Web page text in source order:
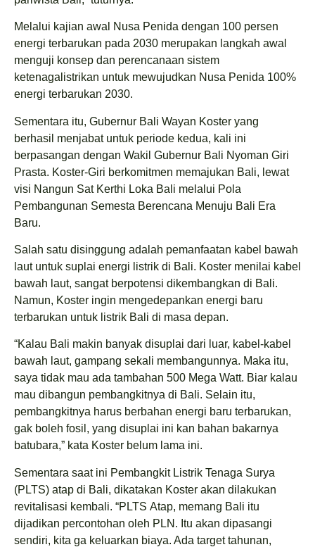
Melalui kajian awal Nusa Penida dengan 100 persen
energi terbarukan pada 2030 merupakan langkah awal
menguji konsep dan perencanaan sistem
ketenagalistrikan untuk mewujudkan Nusa Penida 100%
energi terbarukan 2030.
Sementara itu, Gubernur Bali Wayan Koster yang
berhasil menjabat untuk periode kedua, kali ini
berpasangan dengan Wakil Gubernur Bali Nyoman Giri
Prasta. Koster-Giri berkomitmen memajukan Bali, lewat
visi Nangun Sat Kerthi Loka Bali melalui Pola
Pembangunan Semesta Berencana Menuju Bali Era
Baru.
Salah satu disinggung adalah pemanfaatan kabel bawah
laut untuk suplai energi listrik di Bali. Koster menilai kabel
bawah laut, sangat berpotensi dikembangkan di Bali.
Namun, Koster ingin mengedepankan energi baru
terbarukan untuk listrik Bali di masa depan.
“Kalau Bali makin banyak disuplai dari luar, kabel-kabel
bawah laut, gampang sekali membangunnya. Maka itu,
saya tidak mau ada tambahan 500 Mega Watt. Biar kalau
mau dibangun pembangkitnya di Bali. Selain itu,
pembangkitnya harus berbahan energi baru terbarukan,
gak boleh fosil, yang disuplai ini kan bahan bakarnya
batubara,” kata Koster belum lama ini.
Sementara saat ini Pembangkit Listrik Tenaga Surya
(PLTS) atap di Bali, dikatakan Koster akan dilakukan
revitalisasi kembali. “PLTS Atap, memang Bali itu
dijadikan percontohan oleh PLN. Itu akan dipasangi
sendiri, kita ga keluarkan biaya. Ada target tahunan,